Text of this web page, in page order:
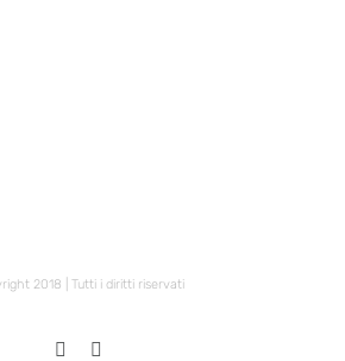
2018 | Tutti i diritti riservati